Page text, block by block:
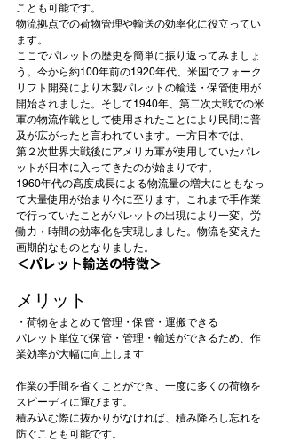
ことも可能です。
物流拠点での荷物管理や輸送の効率化に役立ってい
ます。
ここでパレットの歴史を簡単に振り返ってみましょ
う。今から約100年前の1920年代、米国でフォーク
リフト開発により木製パレットの輸送・保管使用が
開始されました。そして1940年、第二次大戦での米
軍の物流作戦として使用されたことにより民間に普
及が広がったと言われています。一方日本では、
第２次世界大戦後にアメリカ軍が使用していたパレ
ットが日本に入ってきたのが始まりです。
1960年代の高度成長による物流量の増大にともなっ
て大量使用が始まり今に至ります。これまで手作業
で行っていたことがパレットの出現により一変。労
働力・時間の効率化を実現しました。物流を変えた
画期的なものとなりました。
＜パレット輸送の特徴＞
メリット
・荷物をまとめて管理・保管・運搬できる
パレット単位で保管・管理・輸送ができるため、作
作業の手間を省くことができ、一度に多くの荷物を
スピーディに運びます。
積み込む際に抜かりがなければ、積み降ろし忘れを
防ぐことも可能です。